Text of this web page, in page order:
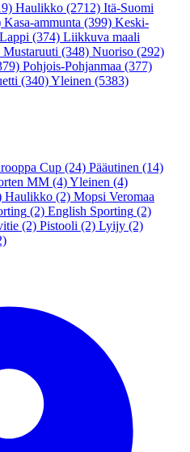
Haulikko (2712) Itä-Suomi
Kasa-ammunta (399) Keski-
Lappi (374) Liikkuva maali
Mustaruuti (348) Nuoriso (292)
Pohjois-Pohjanmaa (377)
(340)Yleinen (5383)
Cup (24) Pääutinen (14)
MM (4)Yleinen (4)
Haulikko (2) Mopsi Veromaa
(2) English Sporting (2)
(2) Pistooli (2) Lyijy (2)